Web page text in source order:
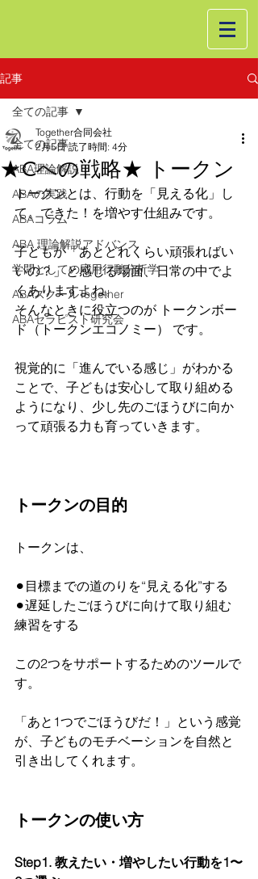
記事
全ての記事
ABA理論解説
ABAの実践
ABAコラム
ABA 理論解説アドバンス
学問としての応用行動分析学
ABAスクールTogether
ABAセラピスト研究会
全ての記事
★Cへの戦略★ トークン
Together合同会社
2月5日 読了時間: 4分
トークンとは、行動を「見える化」し
て、できた！を増やす仕組みです。
子どもが「あとどれくらい頑張ればい
いの？」と感じる場面、日常の中でよ
くありますよね。
そんなときに役立つのが トークンボー
ド（トークンエコノミー） です。
視覚的に「進んでいる感じ」がわかる
ことで、子どもは安心して取り組める
ようになり、少し先のごほうびに向か
って頑張る力も育っていきます。
トークンの目的
トークンは、
⚫︎目標までの道のりを“見える化”する
⚫︎遅延したごほうびに向けて取り組む
練習をする
この2つをサポートするためのツールで
す。
「あと1つでごほうびだ！」という感覚
が、子どものモチベーションを自然と
引き出してくれます。
トークンの使い方
Step1. 教えたい・増やしたい行動を1〜